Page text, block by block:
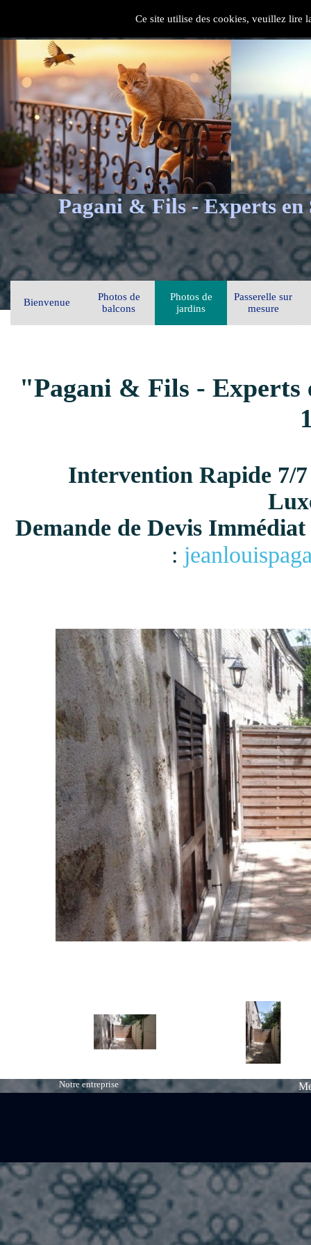
Ce site utilise des cookies, veuillez lire
Pagani & Fils - Experts en
Bienvenue
Photos de
balcons
Photos de
jardins
Passerelle sur
mesure
"Pagani & Fils - Experts
Intervention Rapide 7/
Demande de Devis
:
Notre entreprise